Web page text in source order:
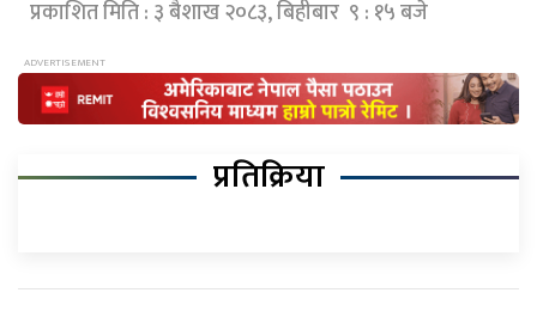
प्रकाशित मिति : ३ बैशाख २०८३, बिहीबार ९ : १५ बजे
प्रतिक्रिया